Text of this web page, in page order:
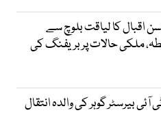
اقبال کا لیاقت بلوچ سے
ملکی حالات پر بریفنگ کی
بیرسٹر گوہر کی والدہ انتقال